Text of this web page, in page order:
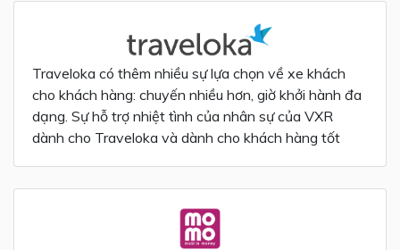
Traveloka có thêm nhiều sự lựa chọn về xe khách
cho khách hàng: chuyến nhiều hơn, giờ khởi hành đa
dạng. Sự hỗ trợ nhiệt tình của nhân sự của VXR
dành cho Traveloka và dành cho khách hàng tốt